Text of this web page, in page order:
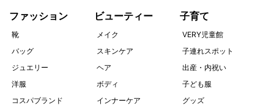
ファッション
靴
バッグ
ジュエリー
洋服
コスパブランド
ビューティー
メイク
スキンケア
ヘア
ボディ
インナーケア
子育て
VERY児童館
子連れスポット
出産・内祝い
子ども服
グッズ